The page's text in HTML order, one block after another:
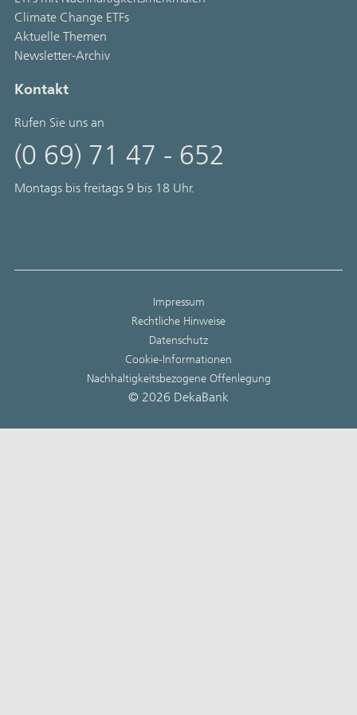
Climate Change ETFs
Aktuelle Themen
Newsletter-Archiv
Kontakt
Rufen Sie uns an
(0 69) 71 47 - 652
Montags bis freitags 9 bis 18 Uhr.
Impressum
Rechtliche Hinweise
Datenschutz
Cookie-Informationen
Nachhaltigkeitsbezogene Offenlegung
© 2026 DekaBank